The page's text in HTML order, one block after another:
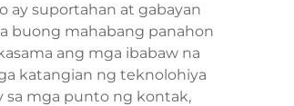
ay suportahan at gabayan
buong mahabang panahon
ang mga ibabaw na
katangian ng teknolohiya
sa mga punto ng kontak,